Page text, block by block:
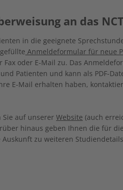
an das
in die geeignete
Anmeldeformular für neue
oder E-Mail zu. Das
Patienten und kann als PDF-
E-Mail erhalten haben,
auf unserer Website (auch
hinaus geben Ihnen die für
zu weiteren